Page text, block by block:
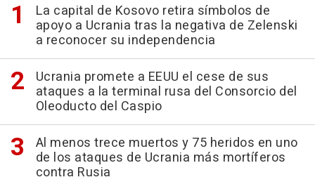
La capital de Kosovo retira símbolos de
apoyo a Ucrania tras la negativa de Zelenski
a reconocer su independencia
Ucrania promete a EEUU el cese de sus
ataques a la terminal rusa del Consorcio del
Oleoducto del Caspio
Al menos trece muertos y 75 heridos en uno
de los ataques de Ucrania más mortíferos
contra Rusia